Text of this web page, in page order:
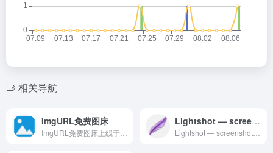
相关导航
ImgURL免费图床 Lightshot — screenshot tool for Mac & Win